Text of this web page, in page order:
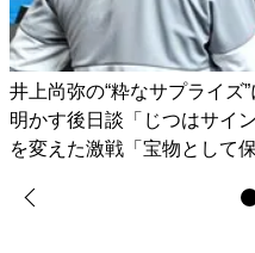
井上尚弥の“粋なサプライ
明かす後日談「じつはサイ
を変えた激戦「宝物として